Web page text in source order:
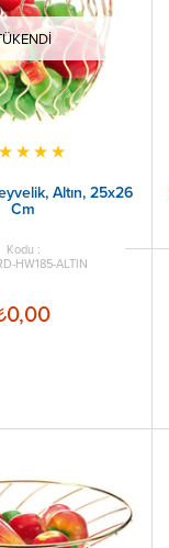
Altın, 25x26
Cm
★★★★
HW185-ALTIN